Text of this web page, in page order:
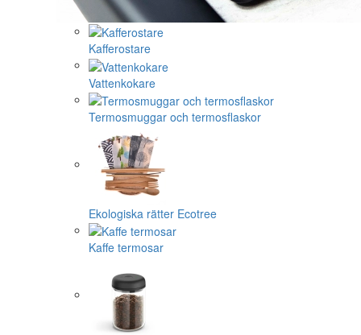
Kafferostare
Vattenkokare
Termosmuggar och termosflaskor
Ekologiska rätter Ecotree
Kaffe termosar